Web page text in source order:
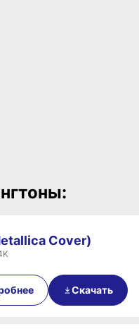
Cover)
Скачать